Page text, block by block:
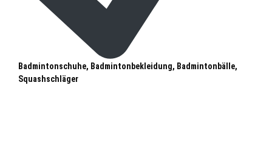
Badmintonschuhe, Badmintonbekleidung, Badmintonbälle,
Squashschläger